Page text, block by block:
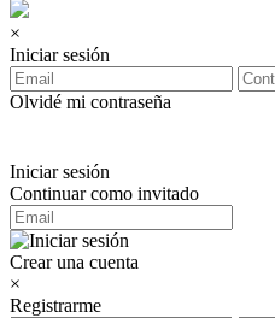
×
Iniciar sesión
Olvidé mi contraseña
Iniciar sesión
Continuar como invitado
Crear una cuenta
×
Registrarme